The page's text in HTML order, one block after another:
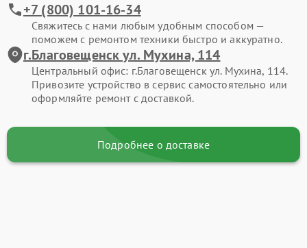
+7 (800) 101-16-34
Свяжитесь с нами любым удобным способом —
поможем с ремонтом техники быстро и аккуратно.
г.Благовещенск ул. Мухина, 114
Центральный офис: г.Благовещенск ул. Мухина, 114.
Привозите устройство в сервис самостоятельно или
оформляйте ремонт с доставкой.
Подробнее о доставке